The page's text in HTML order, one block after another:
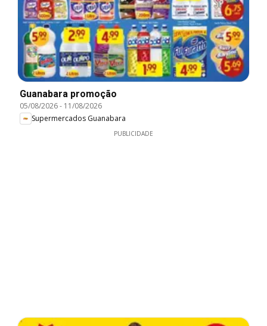
Guanabara promoção
05/08/2026- 11/08/2026
Supermercados Guanabara
PUBLICIDADE